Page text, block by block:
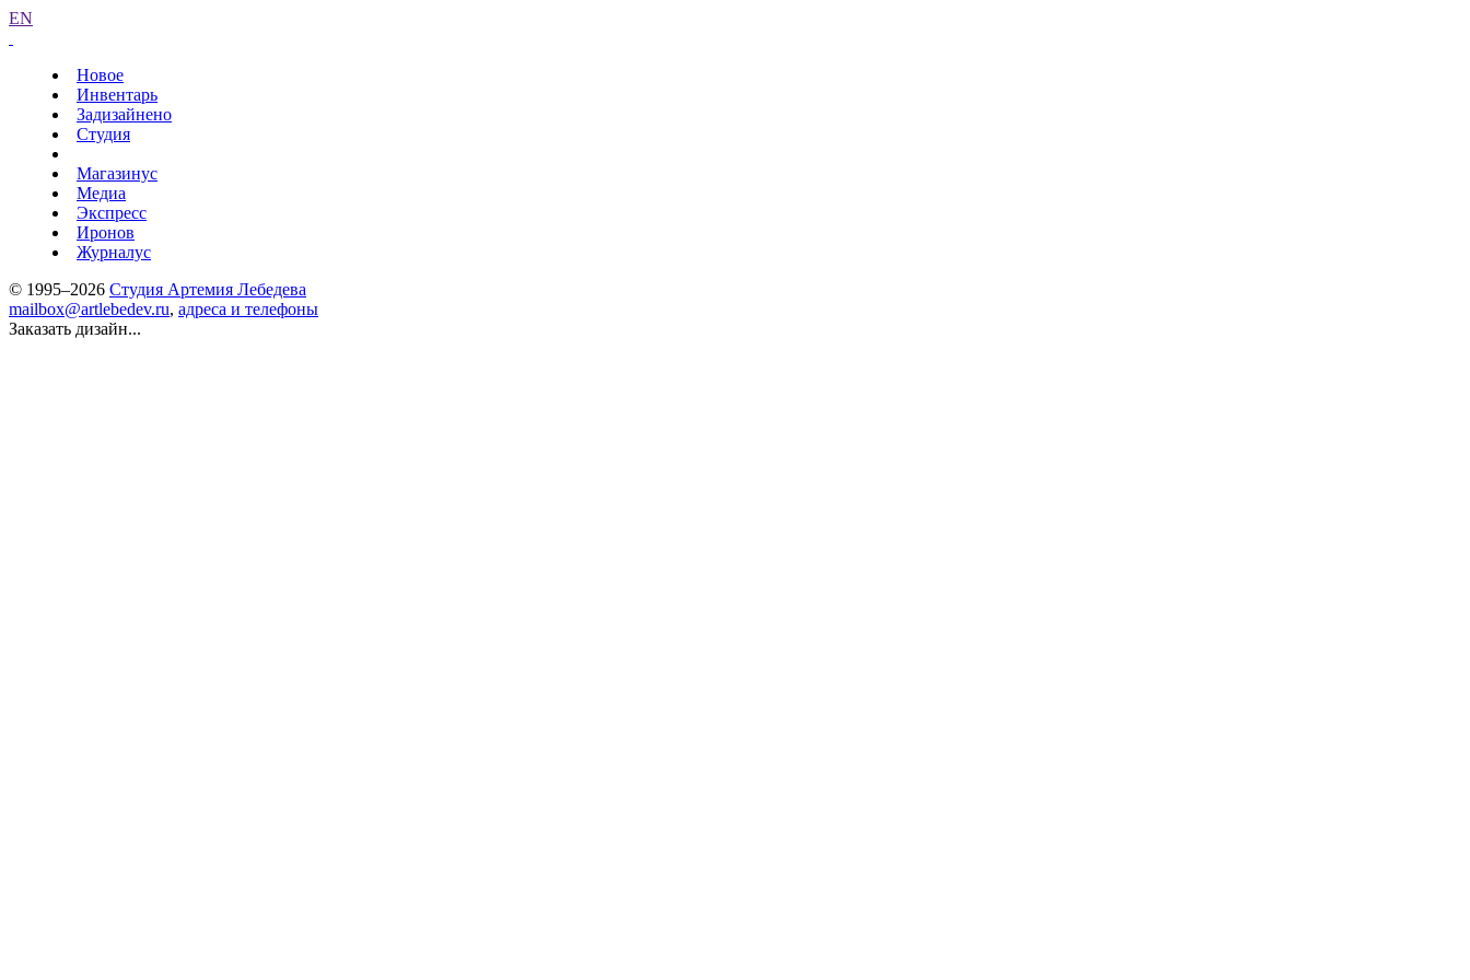
EN
Новое
Инвентарь
Задизайнено
Студия
Магазинус
Медиа
Экспресс
Иронов
Журналус
© 1995–2026 Студия Артемия Лебедева
mailbox@artlebedev.ru, адреса и телефоны
Заказать дизайн...